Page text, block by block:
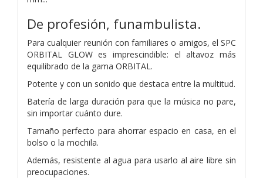
De profesión, funambulista.
Para cualquier reunión con familiares o amigos, el SPC
ORBITAL GLOW es imprescindible: el altavoz más
equilibrado de la gama ORBITAL.
Potente y con un sonido que destaca entre la multitud.
Batería de larga duración para que la música no pare,
sin importar cuánto dure.
Tamaño perfecto para ahorrar espacio en casa, en el
bolso o la mochila.
Además, resistente al agua para usarlo al aire libre sin
preocupaciones.